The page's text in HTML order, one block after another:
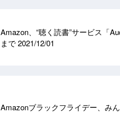
Amazon、“聴く読書”サービス「
まで2021/12/01
Amazonブラックフライデー、み